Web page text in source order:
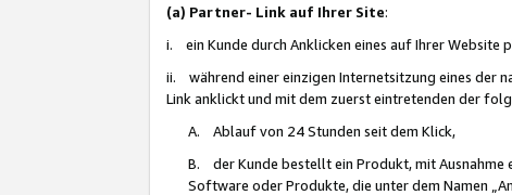
(a) Partner- Link auf Ihrer Site:
i. ein Kunde durch Anklicken eines auf Ihrer
ii. während einer einzigen Internetsitzung eines der
Link anklickt und mit dem zuerst eintretenden der
A. Ablauf von 24 Stunden seit dem Klick,
B. der Kunde bestellt ein Produkt, mit Ausnahme
Software oder Produkte, die unter dem Namen